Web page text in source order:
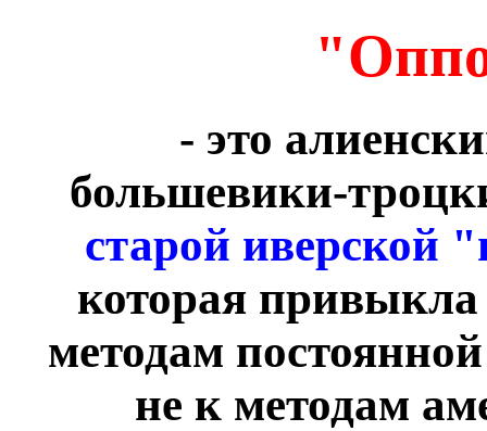
- это
большевики-
старой иверской
которая
методам
не к методам